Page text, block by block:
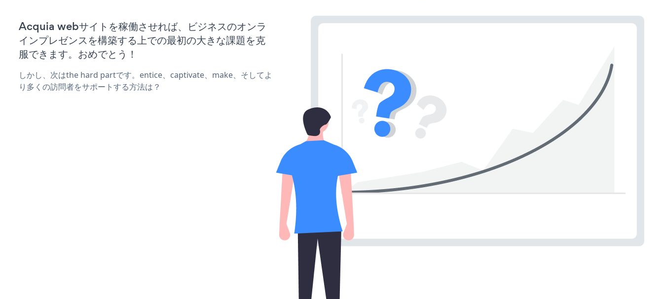
Acquia webサイトを稼働させれば、ビジネスのオンラ
インプレゼンスを構築する上での最初の大きな課題を克
服できます。おめでとう！
しかし、次はthe hard partです。entice、captivate、make、そしてよ
り多くの訪問者をサポートする方法は？